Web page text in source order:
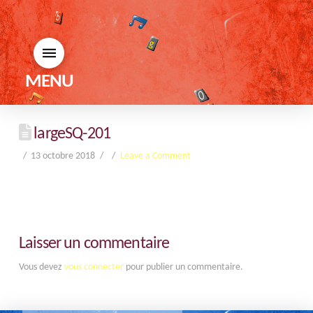
MENU
largeSQ-201
13 octobre 2018 Leave a Comment
Laisser un commentaire
Vous devez vous connecterpour publier un commentaire.